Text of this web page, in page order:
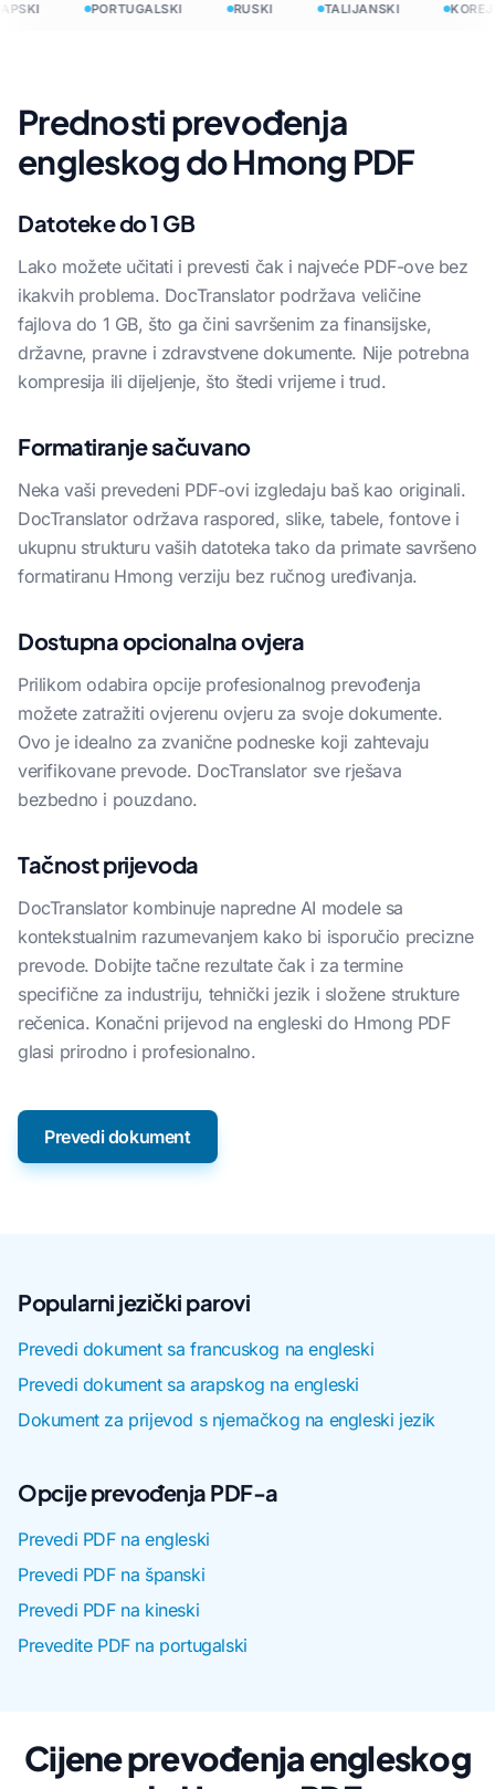
PORTUGALSKI RUSKI TALIJANSKI
Prednosti prevođenja
engleskog do Hmong PDF
Datoteke do 1 GB
Lako možete učitati i prevesti čak i najveće PDF-ove bez
ikakvih problema. DocTranslator podržava veličine
fajlova do 1 GB, što ga čini savršenim za finansijske,
državne, pravne i zdravstvene dokumente. Nije potrebna
kompresija ili dijeljenje, što štedi vrijeme i trud.
Formatiranje sačuvano
Neka vaši prevedeni PDF-ovi izgledaju baš kao originali.
DocTranslator održava raspored, slike, tabele, fontove i
ukupnu strukturu vaših datoteka tako da primate savršeno
formatiranu Hmong verziju bez ručnog uređivanja.
Dostupna opcionalna ovjera
Prilikom odabira opcije profesionalnog prevođenja
možete zatražiti ovjerenu ovjeru za svoje dokumente.
Ovo je idealno za zvanične podneske koji zahtevaju
verifikovane prevode. DocTranslator sve rješava
bezbedno i pouzdano.
Tačnost prijevoda
DocTranslator kombinuje napredne AI modele sa
kontekstualnim razumevanjem kako bi isporučio precizne
prevode. Dobijte tačne rezultate čak i za termine
specifične za industriju, tehnički jezik i složene strukture
rečenica. Konačni prijevod na engleski do Hmong PDF
glasi prirodno i profesionalno.
Prevedi dokument
Popularni jezički parovi
Prevedi dokument sa francuskog na engleski
Prevedi dokument sa arapskog na engleski
Dokument za prijevod s njemačkog na engleski jezik
Opcije prevođenja PDF-a
Prevedi PDF na engleski
Prevedi PDF na španski
Prevedi PDF na kineski
Prevedite PDF na portugalski
Cijene prevođenja engleskog